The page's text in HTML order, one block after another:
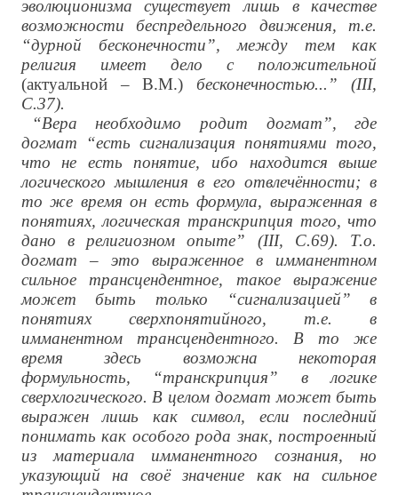
эволюционизма существует лишь в качестве
возможности беспредельного движения, т.е.
“дурной бесконечности”, между тем как
религия имеет дело с положительной
(актуальной – В.М.) бесконечностью...” (III,
С.37).
“Вера необходимо родит догмат”, где
догмат “есть сигнализация понятиями того,
что не есть понятие, ибо находится выше
логического мышления в его отвлечённости; в
то же время он есть формула, выраженная в
понятиях, логическая транскрипция того, что
дано в религиозном опыте” (III, С.69). Т.о.
догмат – это выраженное в имманентном
сильное трансцендентное, такое выражение
может быть только “сигнализацией” в
понятиях сверхпонятийного, т.е. в
имманентном трансцендентного. В то же
время здесь возможна некоторая
формульность, “транскрипция” в логике
сверхлогического. В целом догмат может быть
выражен лишь как символ, если последний
понимать как особого рода знак, построенный
из материала имманентного сознания, но
указующий на своё значение как на сильное